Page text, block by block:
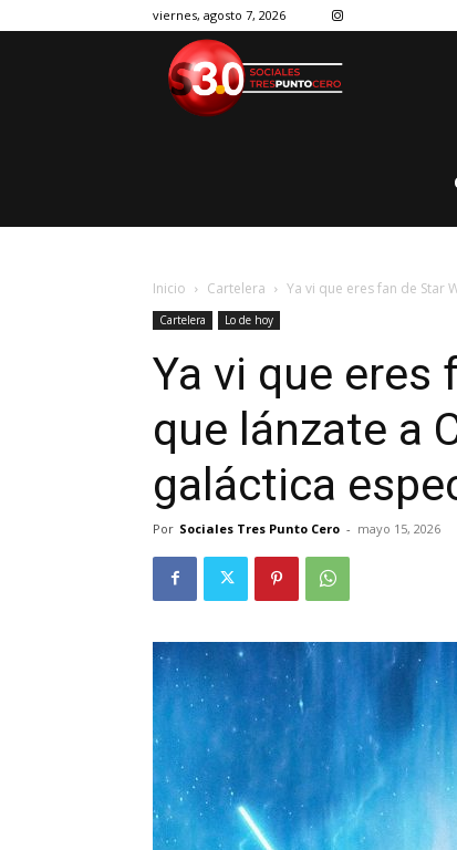
viernes, agosto 7, 2026
Inicio Cartelera Ya vi que eres fan de Star
Cartelera Lo de hoy
Ya vi que eres
que lánzate a
galáctica
Por Sociales Tres Punto Cero - mayo 15, 2026